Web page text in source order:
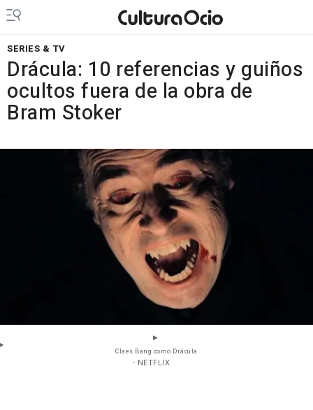
SERIES & TV
Drácula: 10 referencias y guiños
ocultos fuera de la obra de
Bram Stoker
Claes Bang como Drácula
- NETFLIX